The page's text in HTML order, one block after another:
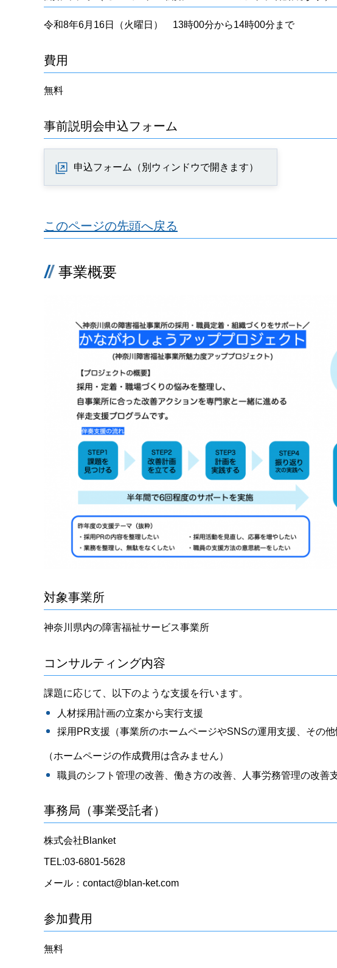
令和8年6月16日（火曜日） 13時00分から14時00分まで
費用
無料
事前説明会申込フォーム
申込フォーム（別ウィンドウで開きます）
このページの先頭へ戻る
事業概要
対象事業所
神奈川県内の障害福祉サービス事業所
コンサルティング内容
課題に応じて、以下のような支援を行います。
人材採用計画の立案から実行支援
採用PR支援（事業所のホームページやSNSの運用支援、その他
（ホームページの作成費用は含みません）
職員のシフト管理の改善、働き方の改善、人事労務管理の改善
事務局（事業受託者）
株式会社Blanket
TEL:03-6801-5628
メール：contact@blan-ket.com
参加費用
無料